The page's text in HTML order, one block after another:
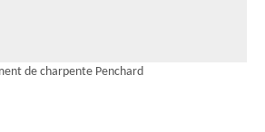
de charpente Penchard